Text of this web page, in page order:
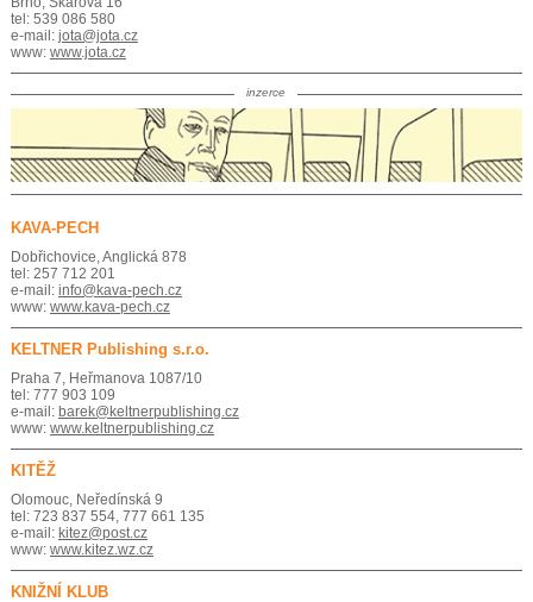
tel: 539 086 580
e-mail: jota@jota.cz
www: www.jota.cz
inzerce
KAVA-PECH
Dobřichovice, Anglická 878
tel: 257 712 201
e-mail: info@kava-pech.cz
www: www.kava-pech.cz
KELTNER Publishing s.r.o.
Praha 7, Heřmanova 1087/10
tel: 777 903 109
e-mail: barek@keltnerpublishing.cz
www: www.keltnerpublishing.cz
KITĚŽ
Olomouc, Neředínská 9
tel: 723 837 554, 777 661 135
e-mail: kitez@post.cz
www: www.kitez.wz.cz
KNIŽNÍ KLUB